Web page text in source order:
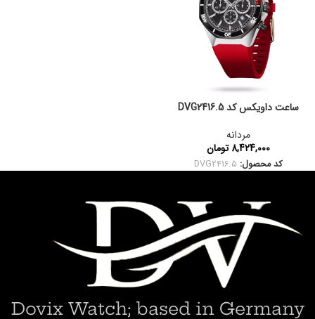
ساعت داویکس کد DVG2416.5
مردانه
8,424,000 تومان
کد محصول:DVG2416.5
Dovix Watch; based in Germany